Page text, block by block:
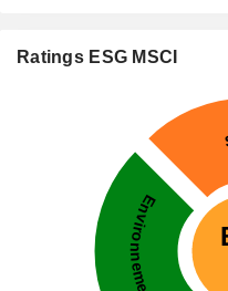
Ratings ESG MSCI